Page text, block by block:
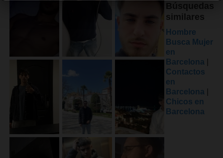
Búsquedas
similares
Hombre
Busca Mujer
en
Barcelona
Contactos
en
Barcelona
Chicos en
Barcelona